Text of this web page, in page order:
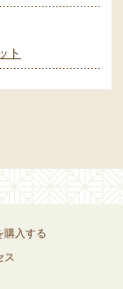
ト
購入する
ス